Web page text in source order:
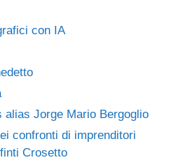
con IA
Jorge Mario Bergoglio
confronti di imprenditori
Crosetto